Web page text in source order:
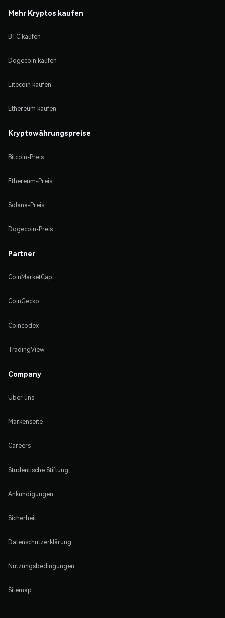
Mehr Kryptos kaufen
BTC kaufen
Dogecoin kaufen
Litecoin kaufen
Ethereum kaufen
Kryptowährungspreise
Bitcoin-Preis
Ethereum-Preis
Solana-Preis
Dogecoin-Preis
Partner
CoinMarketCap
CoinGecko
Coincodex
TradingView
Company
Über uns
Markenseite
Careers
Studentische Stiftung
Ankündigungen
Sicherheit
Datenschutzerklärung
Nutzungsbedingungen
Sitemap